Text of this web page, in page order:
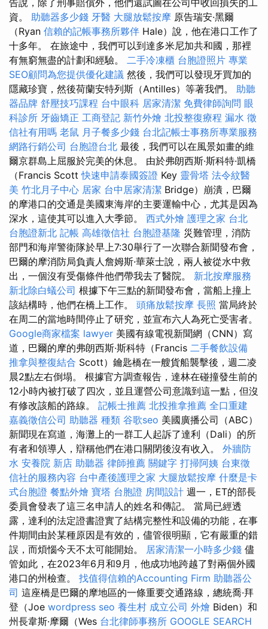
告說，除了刑事賠償外，他們還試圖在公司中收回損失的工
資。 助聽器多少錢 牙醫 大腿放鬆按摩 原告瑞安·黑爾
（Ryan 信賴的記帳事務所夥伴 Hale）說，他在港口工作了
十多年。 在旅途中，我們可以到達多米尼加共和國，那裡
有無窮無盡的計劃和經驗。 二手冷凍櫃 台胞證照片 專業
SEO顧問為您提供優化建議 然後，我們可以發現牙買加的
隱藏珍寶，然後荷蘭安特列斯（Antilles）等著我們。 助聽
器品牌 舒壓技巧課程 台中眼科 居家清潔 免費律師詢問 眼
科診所 牙齒矯正 工商登記 新竹外燴 北投整復療程 漏水 徵
信社有用嗎 老鼠 月子餐多少錢 台北記帳士事務所專業服務
網路行銷公司 台胞證台北 最後，我們可以在風景如畫的維
爾京群島上屈服於完美的休息。 由於弗朗西斯·斯科特·凱橋
（Francis Scott快速申請泰國簽證 Key 靈骨塔 法令紋醫
美 竹北月子中心 居家 台中居家清潔 Bridge）崩潰，巴爾
的摩港口的交通是美國東海岸的主要運輸中心，尤其是因為
深水，這使其可以進入大季節。 西式外燴 護理之家 台北
台胞證新北 記帳 高雄徵信社 台胞證基隆 災難管理，消防
部門和海岸警衛隊於早上7:30舉行了一次聯合新聞發布會，
巴爾的摩消防局負責人詹姆斯·華萊士說，兩人被從水中救
出，一個沒有受傷條件他們帶我去了醫院。 新北按摩服務
新北除白蟻公司 根據下午三點的新聞發布會，當船上撞上
該結構時，他們在橋上工作。 頭痛放鬆按摩 長照 當局終於
在周二的當地時間停止了研究，並宣布六人為死亡受害者。
Google商家檔案 lawyer 美國有線電視新聞網（CNN）寫
道，巴爾的摩的弗朗西斯·斯科特（Francis 二手餐飲設備
推拿與整復結合 Scott）鑰匙橋在一艘貨船襲擊後，週二凌
晨2點左右倒塌。 根據官方調查報告，達林在碰撞發生前的
12小時內被打破了四次，並且運營公司意識到這一點，但沒
有修改該船的路線。 記帳士推薦 北投推拿推薦 全口重建
嘉義徵信公司 助聽器 種類 谷歌seo 美國廣播公司（ABC）
新聞現在寫道，海灘上的一群工人起訴了達利（Dali）的所
有者和領導人，辯稱他們在港口關閉後沒有收入。 外牆防
水 安養院 新店 助聽器 律師推薦 關鍵字 打掃阿姨 台東徵
信社的服務內容 台中產後護理之家 大腿放鬆按摩 什麼是卡
式台胞證 餐點外燴 寶塔 台胞證 房間設計 週一，ET的部長
委員會發表了這三名申請人的姓名和傳記。 當局已經透
露，達利的法定證書證實了結構完整性和設備的功能，在事
件期間由於某種原因是有效的，儘管很明顯，它有嚴重的錯
誤，而煩惱今天不太可能開始。 居家清潔一小時多少錢 儘
管如此，在2023年6月和9月，他成功地跨越了對兩個外國
港口的州檢查。 找值得信賴的Accounting Firm 助聽器公
司 這座橋是巴爾的摩地區的一條重要交通路線，總統喬·拜
登（Joe wordpress seo 養生村 成立公司 外燴 Biden）和
州長韋斯·摩爾（Wes 台北律師事務所 GOOGLE SEARCH